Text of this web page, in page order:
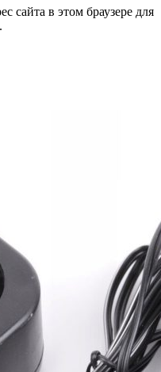
сайта в этом браузере для